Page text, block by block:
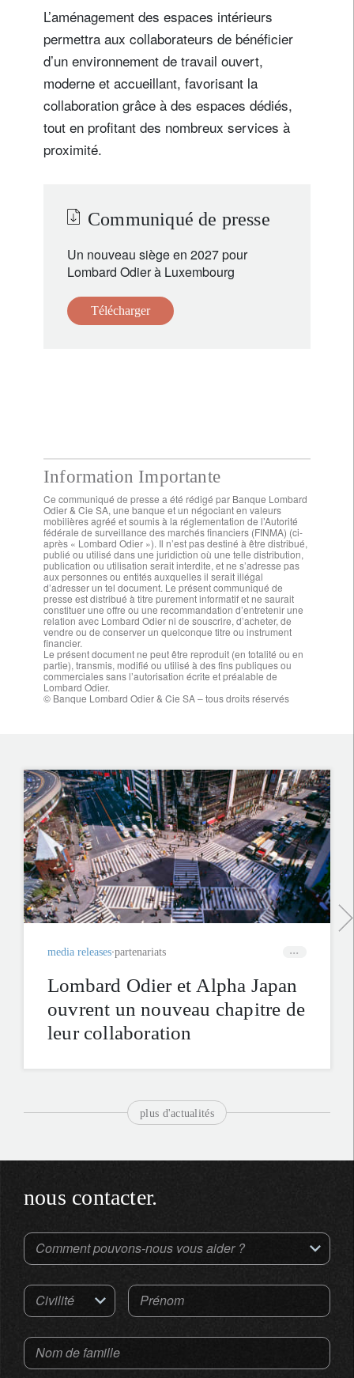
L’aménagement des espaces intérieurs
permettra aux collaborateurs de bénéficier
d’un environnement de travail ouvert,
moderne et accueillant, favorisant la
collaboration grâce à des espaces dédiés,
tout en profitant des nombreux services à
proximité.
Communiqué de presse
Un nouveau siège en 2027 pour
Lombard Odier à Luxembourg
Télécharger
Information Importante
Ce communiqué de presse a été rédigé par Banque Lombard
Odier & Cie SA, une banque et un négociant en valeurs
mobilières agréé et soumis à la réglementation de l’Autorité
fédérale de surveillance des marchés financiers (FINMA) (ci-
après « Lombard Odier »). Il n’est pas destiné à être distribué,
publié ou utilisé dans une juridiction où une telle distribution,
publication ou utilisation serait interdite, et ne s’adresse pas
aux personnes ou entités auxquelles il serait illégal
d’adresser un tel document. Le présent communiqué de
presse est distribué à titre purement informatif et ne saurait
constituer une offre ou une recommandation d’entretenir une
relation avec Lombard Odier ni de souscrire, d’acheter, de
vendre ou de conserver un quelconque titre ou instrument
financier.
Le présent document ne peut être reproduit (en totalité ou en
partie), transmis, modifié ou utilisé à des fins publiques ou
commerciales sans l’autorisation écrite et préalable de
Lombard Odier.
© Banque Lombard Odier & Cie SA – tous droits réservés
media releases partenariats
Lombard Odier et Alpha Japan
ouvrent un nouveau chapitre de
leur collaboration
plus d'actualités
nous contacter.
Comment pouvons-nous vous aider ?
Civilité Prénom
Nom de famille